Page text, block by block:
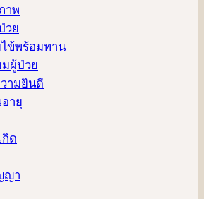
าพ
วย
ไข้พร้อมทาน
มผู้ป่วย
ามยินดี
ายุ
กิด
ญา